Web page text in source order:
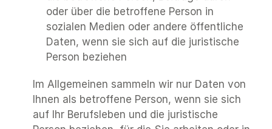
oder über die betroffene Person in
sozialen Medien oder andere öffentliche
Daten, wenn sie sich auf die juristische
Person beziehen
Im Allgemeinen sammeln wir nur Daten von
Ihnen als betroffene Person, wenn sie sich
auf Ihr Berufsleben und die juristische